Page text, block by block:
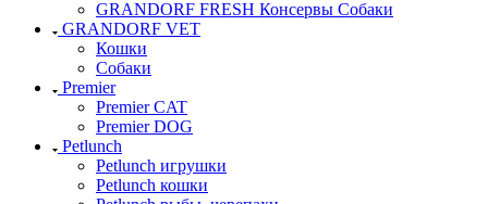
GRANDORF FRESH Консервы Собаки
GRANDORF VET
Кошки
Собаки
Premier
Premier CAT
Premier DOG
Petlunch
Petlunch игрушки
Petlunch кошки